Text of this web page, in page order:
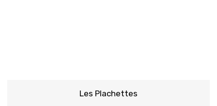
Les Plachettes